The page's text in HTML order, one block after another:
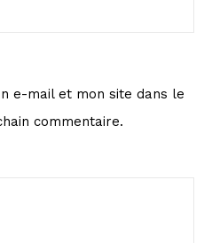
e-mail et mon site dans le
commentaire.